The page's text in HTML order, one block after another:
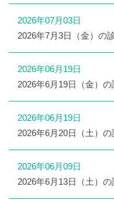
2026年07月03日
2026年7月3日（金）の
2026年06月19日
2026年6月19日（金）
2026年06月19日
2026年6月20日（土）
2026年06月09日
2026年6月13日（土）